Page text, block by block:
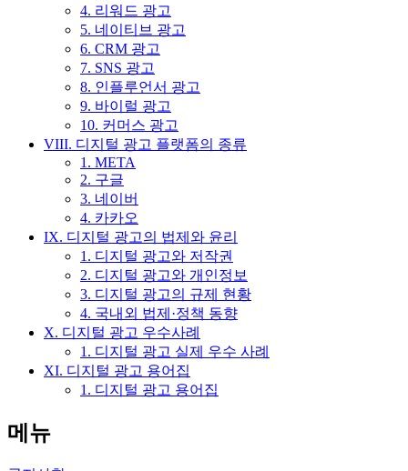
4. 리워드 광고
5. 네이티브 광고
6. CRM 광고
7. SNS 광고
8. 인플루언서 광고
9. 바이럴 광고
10. 커머스 광고
VIII. 디지털 광고 플랫폼의 종류
1. META
2. 구글
3. 네이버
4. 카카오
IX. 디지털 광고의 법제와 윤리
1. 디지털 광고와 저작권
2. 디지털 광고와 개인정보
3. 디지털 광고의 규제 현황
4. 국내외 법제·정책 동향
X. 디지털 광고 우수사례
1. 디지털 광고 실제 우수 사례
XI. 디지털 광고 용어집
1. 디지털 광고 용어집
메뉴